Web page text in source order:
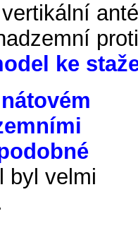
ke
byl velmi